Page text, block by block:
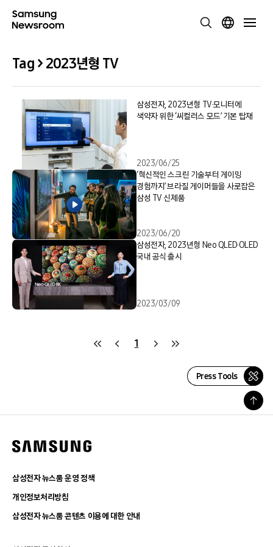
Tag > 2023년형 TV
삼성전자, 2023년형 TV·모니터에
색약자 위한 ‘씨컬러스 모드’ 기본 탑재
2023/06/25
‘혁신적인 스크린 기술부터 게이밍
경험까지’ 브라질 게이머들을 사로잡은
삼성 TV 신제품
2023/06/20
삼성전자, 2023년형 Neo QLED·OLED
국내 공식 출시
2023/03/09
1
Press Tools
삼성전자 뉴스룸 운영 정책
개인정보처리방침
삼성전자 뉴스룸 콘텐츠 이용에 대한 안내